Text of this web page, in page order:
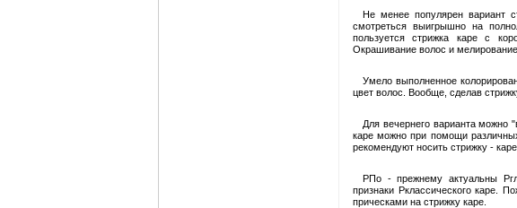
Не менее популярен вариант
смотреться выигрышно на
пользуется стрижка каре с
Окрашивание волос и
Умело выполненное
цвет волос. Вообще, сделав
Для вечернего варианта
каре можно при помощи
рекомендуют носить стрижку -
PПо - прежнему актуальны
признаки Pклассического каре.
прическами на стрижку каре.